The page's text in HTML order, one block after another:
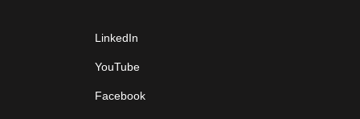
LinkedIn
YouTube
Facebook